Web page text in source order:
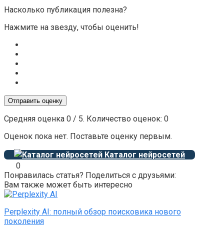
Насколько публикация полезна?
Нажмите на звезду, чтобы оценить!
Отправить оценку
Средняя оценка 0 / 5. Количество оценок: 0
Оценок пока нет. Поставьте оценку первым.
Каталог нейросетей
0
Понравилась статья? Поделиться с друзьями:
Вам также может быть интересно
Perplexity AI: полный обзор поисковика нового
поколения